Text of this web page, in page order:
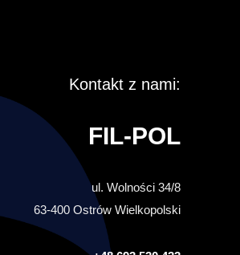
Kontakt z nami:
FIL-POL
ul. Wolności 34/8
63-400 Ostrów Wielkopolski